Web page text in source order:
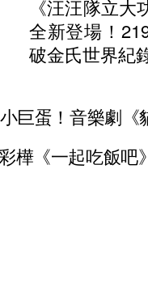
《汪汪隊立
全新登場！
破金氏世界紀
巨蛋！音樂劇
樺《一起吃飯